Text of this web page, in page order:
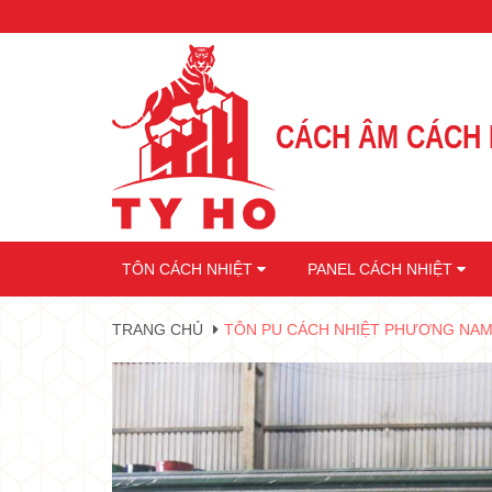
CÁCH ÂM
TÔN CÁCH NHIỆT PANEL CÁCH NHIỆT
TRANG CHỦ TÔN PU CÁCH NHIỆT PHƯƠNG NAM
•